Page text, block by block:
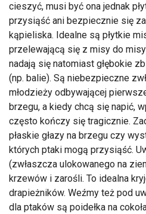
cieszyć, musi być ona jednak
przysiąść ani bezpiecznie się
kąpieliska. Idealne są płytkie
przelewającą się z misy do
nadają się natomiast głębokie
(np. balie). Są niebezpieczne
młodzieży odbywającej
brzegu, a kiedy chcą się napić,
często kończy się tragicznie.
płaskie głazy na brzegu czy
których ptaki mogą przysiąść.
(zwłaszcza ulokowanego na
krzewów i zarośli. To idealna
drapieżników. Weźmy też pod
dla ptaków są poidełka na